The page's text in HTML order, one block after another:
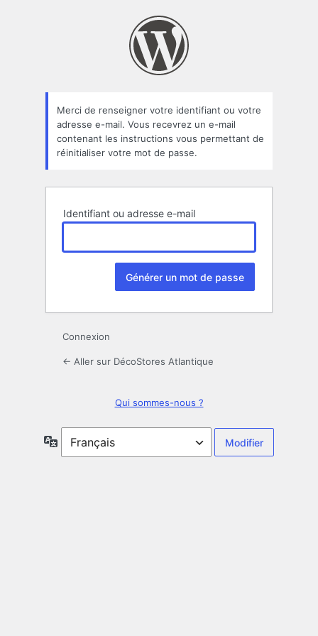
oublié
Merci de renseigner votre identifiant ou votre
adresse e-mail. Vous recevrez un e-mail
contenant les instructions vous permettant de
réinitialiser votre mot de passe.
Identifiant ou adresse e-mail
Connexion
← Aller sur DécoStores Atlantique
Qui sommes-nous ?
Langue